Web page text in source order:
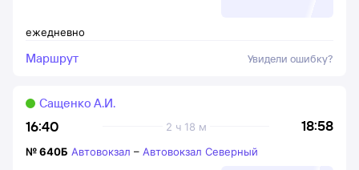
ежедневно
Маршрут Увидели ошибку?
16:40 18:58
2 ч 18 м
Сащенко А.И.
№640Б Автовокзал – Автовокзал Северный